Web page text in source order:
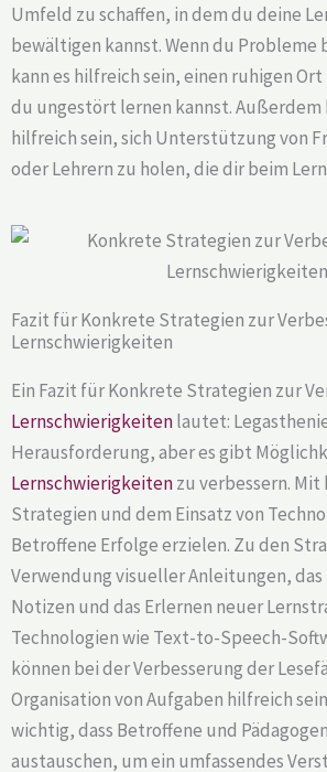
Umfeld zu schaffen, in dem du deine
bewältigen kannst. Wenn du Probleme
kann es hilfreich sein, einen ruhigen
du ungestört lernen kannst. Außerdem
hilfreich sein, sich Unterstützung von
oder Lehrern zu holen, die dir beim
Fazit für Konkrete Strategien zur
Lernschwierigkeiten
Ein Fazit für Konkrete Strategien zur
Lernschwierigkeitenlautet:
Herausforderung, aber es gibt
Lernschwierigkeitenzu verbessern.
Strategien und dem Einsatz von
Betroffene Erfolge erzielen. Zu den
Verwendung visueller Anleitungen,
Notizen und das Erlernen neuer
Technologien wie Text-to-Speech-
können bei der Verbesserung der
Organisation von Aufgaben hilfreich
wichtig, dass Betroffene und
austauschen, um ein umfassendes